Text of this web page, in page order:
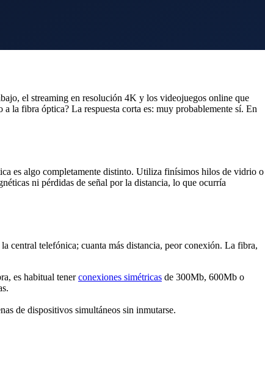
el streaming en resolución 4K y los videojuegos online que
la fibra óptica? La respuesta corta es: muy probablemente sí. En
es algo completamente distinto. Utiliza finísimos hilos de vidrio o
ni pérdidas de señal por la distancia, lo que ocurría
central telefónica; cuanta más distancia, peor conexión. La fibra,
es habitual tenerconexiones simétricas de 300Mb, 600Mb o
de dispositivos simultáneos sin inmutarse.